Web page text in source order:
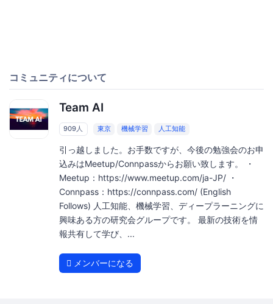
コミュニティについて
Team AI
909人 東京 機械学習 人工知能
引っ越しました。お手数ですが、今後の勉強会のお申
込みはMeetup/Connpassからお願い致します。 ・
Meetup：https://www.meetup.com/ja-JP/ ・
Connpass：https://connpass.com/ (English
Follows) 人工知能、機械学習、ディープラーニングに
興味ある方の研究会グループです。 最新の技術を情
報共有して学び、...
メンバーになる